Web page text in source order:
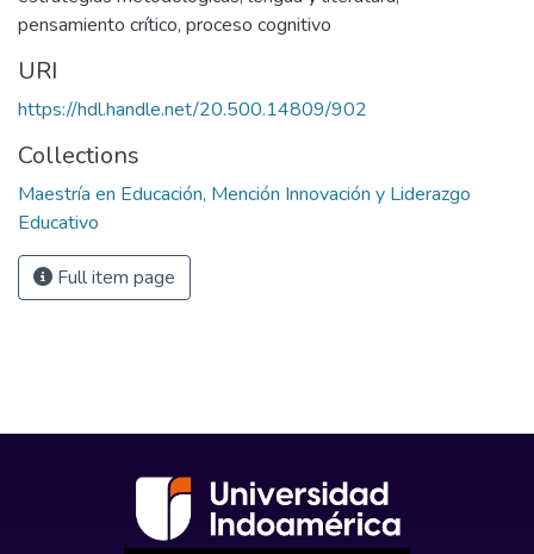
pensamiento crítico, proceso cognitivo
URI
https://hdl.handle.net/20.500.14809/902
Collections
Maestría en Educación, Mención Innovación y Liderazgo
Educativo
Full item page